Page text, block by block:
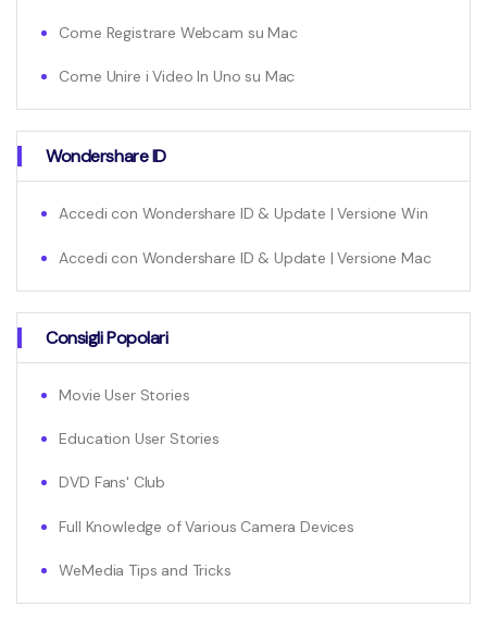
Come Registrare Webcam su Mac
Come Unire i Video In Uno su Mac
Wondershare ID
Accedi con Wondershare ID & Update | Versione Win
Accedi con Wondershare ID & Update | Versione Mac
Consigli Popolari
Movie User Stories
Education User Stories
DVD Fans' Club
Full Knowledge of Various Camera Devices
WeMedia Tips and Tricks